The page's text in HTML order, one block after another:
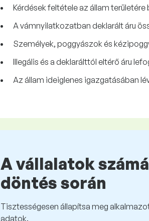
Kérdések feltétele az állam
A vámnyilatkozatban deklarált áru
Személyek, poggyászok és
Illegális és a deklarálttól eltérő áru
Az állam ideiglenes igazgatásában
A vállalatok
döntés során
Tisztességesen állapítsa meg
adatok.